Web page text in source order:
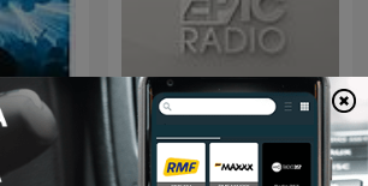
ERIC PRYDZ – EPIC RADIO